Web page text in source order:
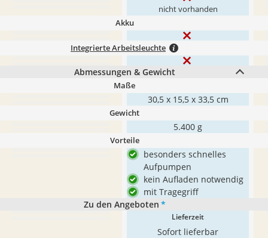
nicht vorhanden
Akku
Integrierte Arbeitsleuchte
Abmessungen & Gewicht
Maße
30,5 x 15,5 x 33,5 cm
Gewicht
5.400 g
Vorteile
besonders schnelles
Aufpumpen
kein Aufladen notwendig
mit Tragegriff
Zu den Angeboten *
Lieferzeit
Sofort lieferbar